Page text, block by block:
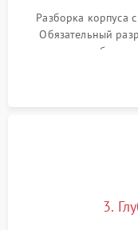
Разборка корпуса
Обязательный
вспышки для
пыли, песка и
3.